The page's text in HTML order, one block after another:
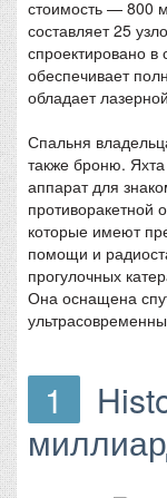
стоимость — 800
составляет 25
спроектировано в
обеспечивает
обладает
Спальня
также броню.
аппарат для
противоракетной
которые имеют
помощи и
прогулочных
Она оснащена
1